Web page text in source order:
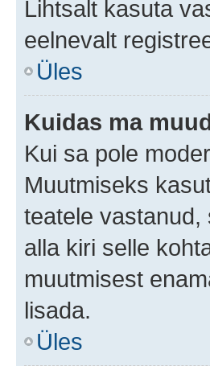
Lihtsalt kasuta
eelnevalt
Üles
Kuidas ma
Kui sa pole
Muutmiseks
teatele
alla kiri selle
muutmisest
lisada.
Üles